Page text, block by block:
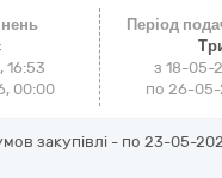
16:53
00:00
Період
з 18-05-
по 26-
закупівлі - по 23-05-